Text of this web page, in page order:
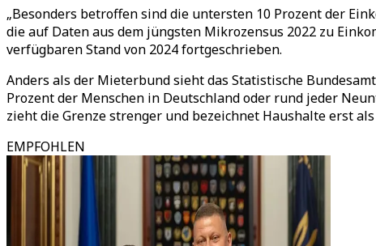
„Besonders betroffen sind die untersten 10 Prozent der
die auf Daten aus dem jüngsten Mikrozensus 2022 zu
verfügbaren Stand von 2024 fortgeschrieben.
Anders als der Mieterbund sieht das Statistische
Prozent der Menschen in Deutschland oder rund jeder
zieht die Grenze strenger und bezeichnet Haushalte erst
EMPFOHLEN